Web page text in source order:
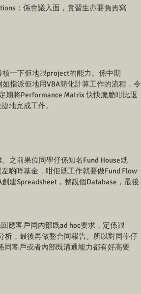
：係會議入面，實習生亦要負責寫
一下佢地跟project的能力。係中期
指派佢地用VBA簡化計算工作的流程，令
期將Performance Matrix 快快脆脆咁比返
地完成工作。
之前果位同學仔係知名Fund House既
啲咩基金，咁佢既工作就要做Fund Flow
建Spreadsheet，整靚個Database，最後
應客戶同內部既ad hoc要求，定係跟
析，最後再做整合同報告。所以對同學仔
同客戶或者內部既溝通能力都有好高要